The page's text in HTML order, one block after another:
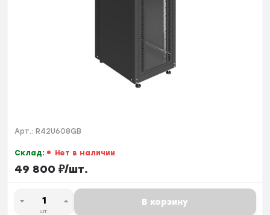
Арт.: R42U608GB
Склад: Нет в наличии
49 800 ₽/шт.
шт.
В корзину